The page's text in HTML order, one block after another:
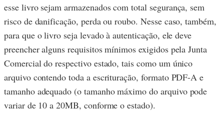
esse livro sejam armazenados com total segurança, sem
risco de danificação, perda ou roubo. Nesse caso, também,
para que o livro seja levado à autenticação, ele deve
preencher alguns requisitos mínimos exigidos pela Junta
Comercial do respectivo estado, tais como um único
arquivo contendo toda a escrituração, formato PDF-A e
tamanho adequado (o tamanho máximo do arquivo pode
variar de 10 a 20MB, conforme o estado).